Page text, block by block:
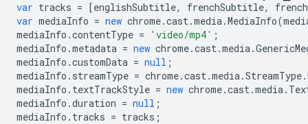
var tracks = [englishSubtitle, frenchSubtitle,
var mediaInfo = new chrome.cast.media.MediaInfo(
mediaInfo .contentType = 'video/mp4' ;
mediaInfo .metadata = new chrome.cast.media.
mediaInfo .customData = null ;
mediaInfo . streamType = chrome.cast.media.StreamType.
mediaInfo . textTrackStyle = new chrome.cast.media.
mediaInfo .duration = null ;
mediaInfo . tracks = tracks ;